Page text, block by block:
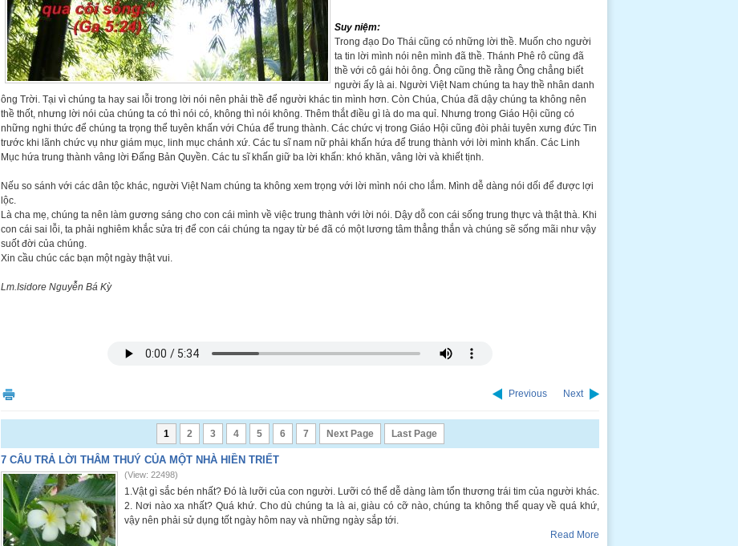
Suy niệm:
Trong đạo Do Thái cũng có những lời thề. Muốn cho người
ta tin lời mình nói nên mình đã thề. Thánh Phê rô cũng đã
thề với cô gái hỏi ông. Ông cũng thề rằng Ông chẳng biết
người ấy là ai. Người Việt Nam chúng ta hay thề nhân danh
ông Trời. Tại vì chúng ta hay sai lỗi trong lời nói nên phải thề để người khác tin mình hơn. Còn Chúa, Chúa đã dậy chúng ta không nên
thề thốt, nhưng lời nói của chúng ta có thì nói có, không thì nói không. Thêm thắt điều gì là do ma quỉ. Nhưng trong Giáo Hội cũng có
những nghi thức để chúng ta trọng thể tuyên khấn với Chúa để trung thành. Các chức vị trong Giáo Hội cũng đòi phải tuyên xưng đức Tin
trước khi lãnh chức vụ như giám mục, linh mục chánh xứ. Các tu sĩ nam nữ phải khấn hứa để trung thành với lời mình khấn. Các Linh
Mục hứa trung thành vâng lời Đấng Bản Quyền. Các tu sĩ khấn giữ ba lời khấn: khó khăn, vâng lời và khiết tịnh.
Nếu so sánh với các dân tộc khác, người Việt Nam chúng ta không xem trọng với lời mình nói cho lắm. Mình dễ dàng nói dối để được lợi
lộc.
Là cha mẹ, chúng ta nên làm gương sáng cho con cái mình về việc trung thành với lời nói. Dậy dỗ con cái sống trung thực và thật thà. Khi
con cái sai lỗi, ta phải nghiêm khắc sửa trị để con cái chúng ta ngay từ bé đã có một lương tâm thẳng thắn và chúng sẽ sống mãi như vậy
suốt đời của chúng.
Xin cầu chúc các bạn một ngày thật vui.
Lm.Isidore Nguyễn Bá Kỳ
Previous Next
1 2 3 4 5 6 7 Next Page Last Page
7 CÂU TRẢ LỜI THÂM THUÝ CỦA MỘT NHÀ HIỀN TRIẾT
(View: 22498)
1.Vật gì sắc bén nhất? Đó là lưỡi của con người. Lưỡi có thể dễ dàng làm tổn thương trái tim của người khác.
2. Nơi nào xa nhất? Quá khứ. Cho dù chúng ta là ai, giàu có cỡ nào, chúng ta không thể quay về quá khứ,
vậy nên phải sử dụng tốt ngày hôm nay và những ngày sắp tới.
Read More